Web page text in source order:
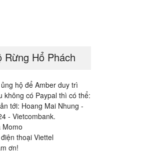
Rừng Hổ Phách
hộ để Amber duy trì
không có Paypal thì có thể:
tới: Hoang Mai Nhung -
- Vietcombank.
Momo
thoại Viettel
ơn!